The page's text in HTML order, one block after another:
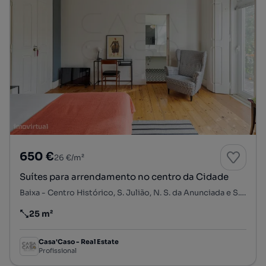
650 €26 €/m²
Suítes para arrendamento no centro da Cidade
Baixa - Centro Histórico, S. Julião, N. S. da Anunciada e S. Maria da Graça, Setúbal, Setúbal
Preço por metro quadrado
25 m²
Casa'Caso - Real Estate
Profissional